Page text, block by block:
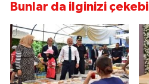
Bunlar da ilginizi